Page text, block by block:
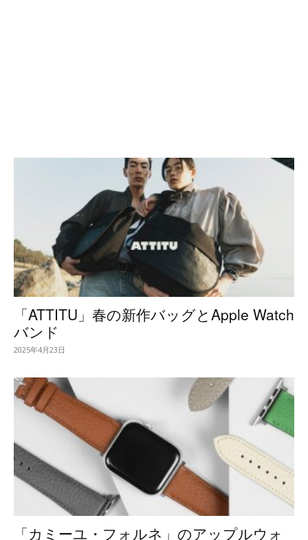
「ATTITU」春の新作バッグとApple Watch
バンド
2025年4月23日
「カミーユ・フォルネ」のアップルウォ